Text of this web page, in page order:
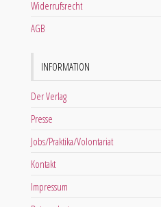
Widerrufsrecht
AGB
INFORMATION
Der Verlag
Presse
Jobs/Praktika/Volontariat
Kontakt
Impressum